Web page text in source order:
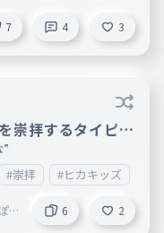
7 4 3
崇拝するタイピン
#崇拝 #ヒカキッズ
6 2